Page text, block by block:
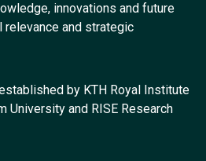
innovations and future
relevance and strategic
by KTH Royal Institute
University and RISE Research